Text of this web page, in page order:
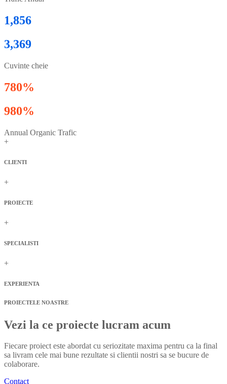
1,856
3,369
Cuvinte cheie
780%
980%
Annual Organic Trafic
+
CLIENTI
+
PROIECTE
+
SPECIALISTI
+
EXPERIENTA
PROIECTELE NOASTRE
Vezi la ce proiecte lucram acum
Fiecare proiect este abordat cu seriozitate maxima pentru ca la final
sa livram cele mai bune rezultate si clientii nostri sa se bucure de
colaborare.
Contact